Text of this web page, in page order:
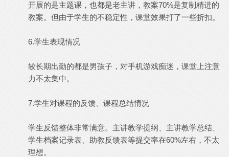
开展的是主题课，也都是老主讲，教案70%是复制精进的
教案。但由于学生的不稳定性，课堂效果打了一些折扣。
6.学生表现情况
较长期出勤的都是男孩子，对手机游戏痴迷，课堂上注意
力不太集中。
7.学生对课程的反馈、课程总结情况
学生反馈整体非常满意。主讲教学提纲、主讲教学总结、
学生档案记录表、助教反馈表等提交率在60%左右，不太
理想。